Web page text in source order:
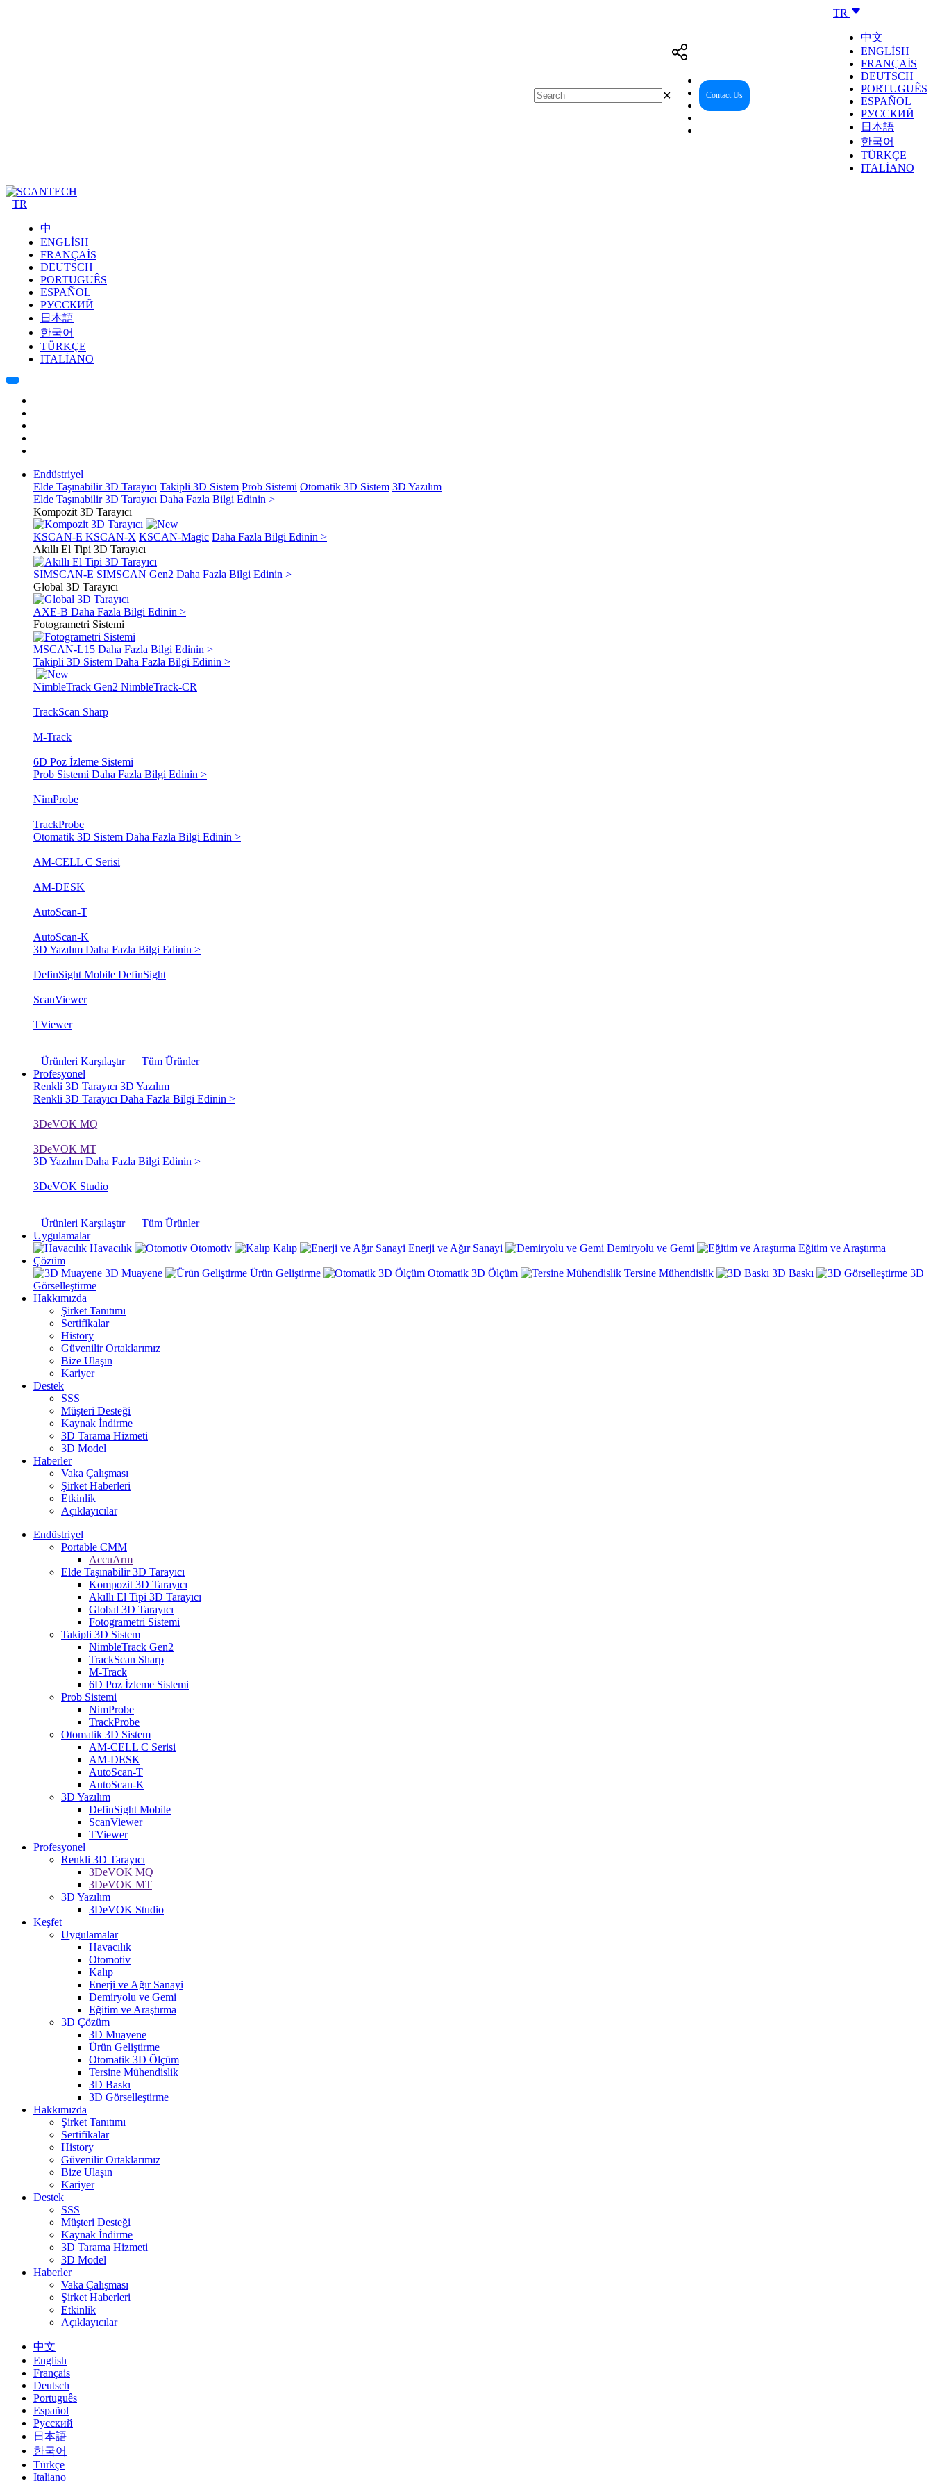
TR
中文
ENGLISH
FRANÇAIS
DEUTSCH
PORTUGUÊS
ESPAÑOL
РУССКИЙ
日本語
한국어
TÜRKÇE
ITALIANO
Contact Us
✕
TR
中
ENGLISH
FRANÇAIS
DEUTSCH
PORTUGUÊS
ESPAÑOL
РУССКИЙ
日本語
한국어
TÜRKÇE
ITALIANO
Endüstriyel
Elde Taşınabilir 3D Tarayıcı Takipli 3D Sistem Prob Sistemi Otomatik 3D Sistem 3D Yazılım
Elde Taşınabilir 3D Tarayıcı Daha Fazla Bilgi Edinin >
Kompozit 3D Tarayıcı
KSCAN-E KSCAN-X KSCAN-Magic Daha Fazla Bilgi Edinin >
Akıllı El Tipi 3D Tarayıcı
SIMSCAN-E SIMSCAN Gen2 Daha Fazla Bilgi Edinin >
Global 3D Tarayıcı
AXE-B Daha Fazla Bilgi Edinin >
Fotogrametri Sistemi
MSCAN-L15 Daha Fazla Bilgi Edinin >
Takipli 3D Sistem Daha Fazla Bilgi Edinin >
NimbleTrack Gen2 NimbleTrack-CR
TrackScan Sharp
M-Track
6D Poz İzleme Sistemi
Prob Sistemi Daha Fazla Bilgi Edinin >
NimProbe
TrackProbe
Otomatik 3D Sistem Daha Fazla Bilgi Edinin >
AM-CELL C Serisi
AM-DESK
AutoScan-T
AutoScan-K
3D Yazılım Daha Fazla Bilgi Edinin >
DefinSight Mobile DefinSight
ScanViewer
TViewer
Ürünleri Karşılaştır
Tüm Ürünler
Profesyonel
Renkli 3D Tarayıcı 3D Yazılım
Renkli 3D Tarayıcı Daha Fazla Bilgi Edinin >
3DeVOK MQ
3DeVOK MT
3D Yazılım Daha Fazla Bilgi Edinin >
3DeVOK Studio
Ürünleri Karşılaştır
Tüm Ürünler
Uygulamalar
Havacılık
Otomotiv Kalıp Enerji ve Ağır Sanayi Demiryolu ve Gemi
Eğitim ve Araştırma
Çözüm
3D Muayene
Ürün Geliştirme Otomatik 3D Ölçüm Tersine Mühendislik 3D Baskı
3D
Görselleştirme
Hakkımızda
Şirket Tanıtımı
Sertifikalar
History
Güvenilir Ortaklarımız
Bize Ulaşın
Kariyer
Destek
SSS
Müşteri Desteği
Kaynak İndirme
3D Tarama Hizmeti
3D Model
Haberler
Vaka Çalışması
Şirket Haberleri
Etkinlik
Açıklayıcılar
Endüstriyel
Portable CMM
AccuArm
Elde Taşınabilir 3D Tarayıcı
Kompozit 3D Tarayıcı
Akıllı El Tipi 3D Tarayıcı
Global 3D Tarayıcı
Fotogrametri Sistemi
Takipli 3D Sistem
NimbleTrack Gen2
TrackScan Sharp
M-Track
6D Poz İzleme Sistemi
Prob Sistemi
NimProbe
TrackProbe
Otomatik 3D Sistem
AM-CELL C Serisi
AM-DESK
AutoScan-T
AutoScan-K
3D Yazılım
DefinSight Mobile
ScanViewer
TViewer
Profesyonel
Renkli 3D Tarayıcı
3DeVOK MQ
3DeVOK MT
3D Yazılım
3DeVOK Studio
Keşfet
Uygulamalar
Havacılık
Otomotiv
Kalıp
Enerji ve Ağır Sanayi
Demiryolu ve Gemi
Eğitim ve Araştırma
3D Çözüm
3D Muayene
Ürün Geliştirme
Otomatik 3D Ölçüm
Tersine Mühendislik
3D Baskı
3D Görselleştirme
Hakkımızda
Şirket Tanıtımı
Sertifikalar
History
Güvenilir Ortaklarımız
Bize Ulaşın
Kariyer
Destek
SSS
Müşteri Desteği
Kaynak İndirme
3D Tarama Hizmeti
3D Model
Haberler
Vaka Çalışması
Şirket Haberleri
Etkinlik
Açıklayıcılar
中文
English
Français
Deutsch
Português
Español
Русский
日本語
한국어
Türkçe
Italiano